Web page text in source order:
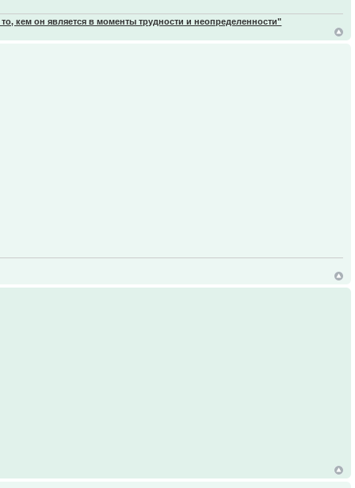
кем он является в моменты трудности и неопределенности"